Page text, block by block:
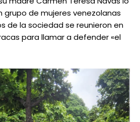
grupo de mujeres venezolanas
de la sociedad se reunieron en
para llamar a defender «el